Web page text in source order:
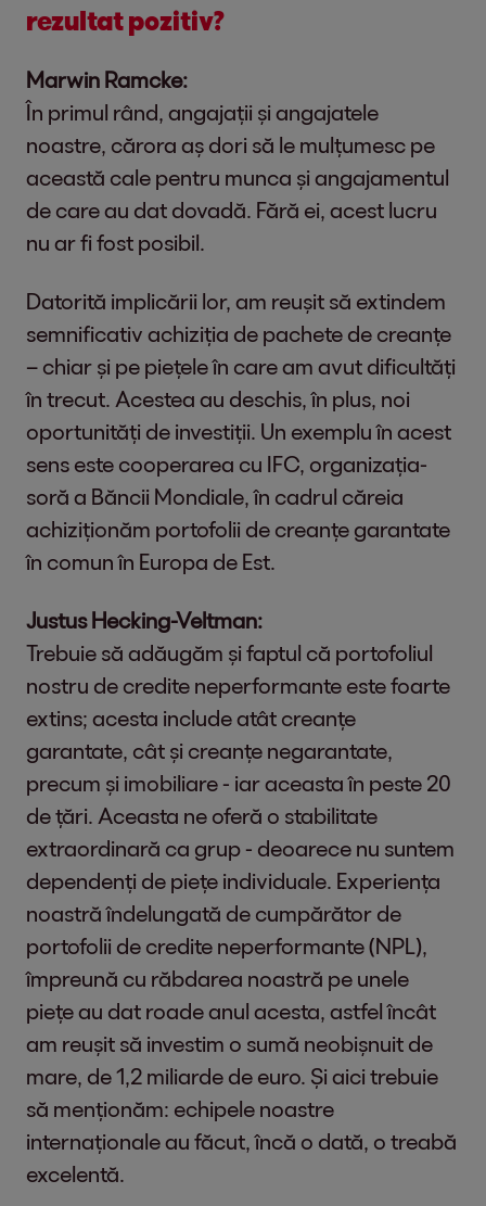
rezultat pozitiv?
Marwin Ramcke:
În primul rând, angajații și angajatele
noastre, cărora aș dori să le mulțumesc pe
această cale pentru munca și angajamentul
de care au dat dovadă. Fără ei, acest lucru
nu ar fi fost posibil.
Datorită implicării lor, am reușit să extindem
semnificativ achiziția de pachete de creanțe
– chiar și pe piețele în care am avut dificultăți
în trecut. Acestea au deschis, în plus, noi
oportunități de investiții. Un exemplu în acest
sens este cooperarea cu IFC, organizația-
soră a Băncii Mondiale, în cadrul căreia
achiziționăm portofolii de creanțe garantate
în comun în Europa de Est.
Justus Hecking-Veltman:
Trebuie să adăugăm și faptul că portofoliul
nostru de credite neperformante este foarte
extins; acesta include atât creanțe
garantate, cât și creanțe negarantate,
precum și imobiliare - iar aceasta în peste 20
de țări. Aceasta ne oferă o stabilitate
extraordinară ca grup - deoarece nu suntem
dependenți de piețe individuale. Experiența
noastră îndelungată de cumpărător de
portofolii de credite neperformante (NPL),
împreună cu răbdarea noastră pe unele
piețe au dat roade anul acesta, astfel încât
am reușit să investim o sumă neobișnuit de
mare, de 1,2 miliarde de euro. Și aici trebuie
să menționăm: echipele noastre
internaționale au făcut, încă o dată, o treabă
excelentă.